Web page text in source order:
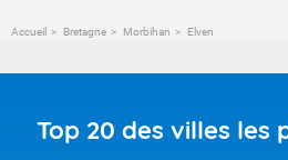
Accueil Bretagne Morbihan Elven
Top 20 des villes les